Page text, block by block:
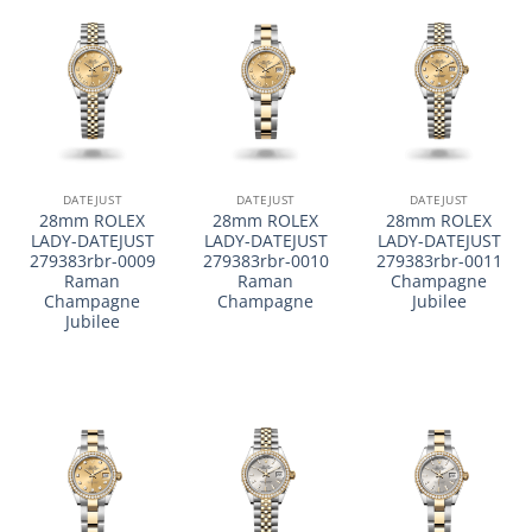
DATEJUST
28mm ROLEX
LADY-DATEJUST
279383rbr-0009
Raman
Champagne
Jubilee
DATEJUST
28mm ROLEX
LADY-DATEJUST
279383rbr-0010
Raman
Champagne
DATEJUST
28mm ROLEX
LADY-DATEJUST
279383rbr-0011
Champagne
Jubilee